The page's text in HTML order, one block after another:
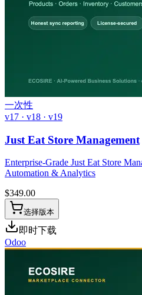
一次性
v17 · v18 · v19
Just Eat Store Management
Enterprise-Grade Just Eat Store
Automation & Analytics
$349.00
选择版本
即时下载
Odoo